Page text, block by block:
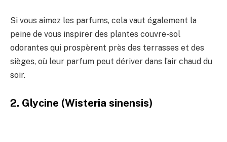
Si vous aimez les parfums, cela vaut également la
peine de vous inspirer des plantes couvre-sol
odorantes qui prospèrent près des terrasses et des
sièges, où leur parfum peut dériver dans l’air chaud du
soir.
2. Glycine (Wisteria sinensis)